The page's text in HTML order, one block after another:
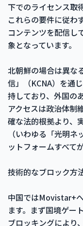
下でのライセンス取
これらの要件に従わ
コンテンツを配信し
象となっています。
北朝鮮の場合は異な
信」（KCNA）を通
持しており、外国の
アクセスは政治体制
確な法的根拠より、
（いわゆる「光明
ットフォームすべて
技術的なブロック方
中国ではMovistar+
ます。まず国境ゲー
ブロッキングにより